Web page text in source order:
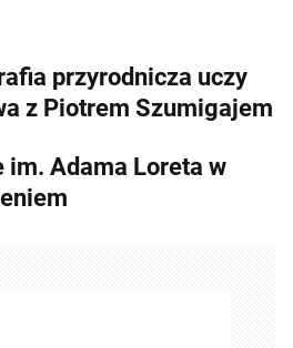
przyrodnicza uczy
z Piotrem Szumigajem
im. Adama Loreta w